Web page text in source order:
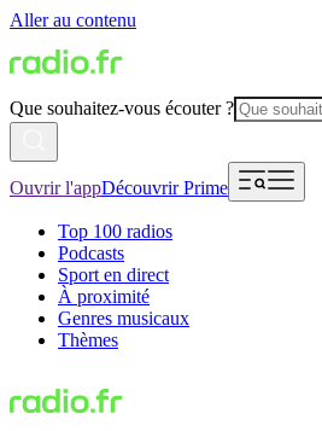
Aller au contenu
Que souhaitez-vous écouter ?
Ouvrir l'appDécouvrir Prime
Top 100 radios
Podcasts
Sport en direct
À proximité
Genres musicaux
Thèmes